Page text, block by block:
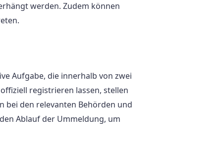
werden. Zudem können
Aufgabe, die innerhalb von zwei
registrieren lassen, stellen
bei den relevanten Behörden und
Ablauf der Ummeldung, um